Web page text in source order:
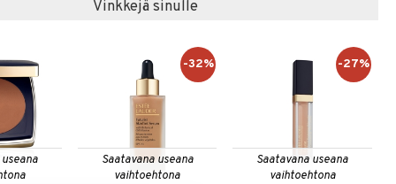
Vinkkejä sinulle
Saatavana useana
vaihtoehtona
-32%
Saatavana useana
vaihtoehtona
-27%